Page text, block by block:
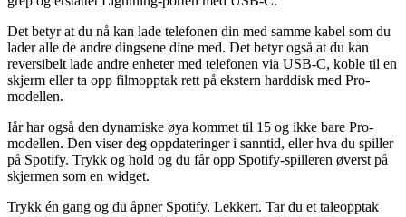
Det betyr at du nå kan lade telefonen din med samme kabel som du
lader alle de andre dingsene dine med. Det betyr også at du kan
reversibelt lade andre enheter med telefonen via USB-C, koble til en
skjerm eller ta opp filmopptak rett på ekstern harddisk med Pro-
modellen.
Iår har også den dynamiske øya kommet til 15 og ikke bare Pro-
modellen. Den viser deg oppdateringer i sanntid, eller hva du spiller
på Spotify. Trykk og hold og du får opp Spotify-spilleren øverst på
skjermen som en widget.
Trykk én gang og du åpner Spotify. Lekkert. Tar du et taleopptak